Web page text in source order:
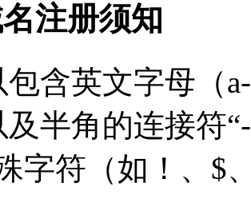
注册须知
包含英文字母（
及半角的连接符
字符（如！、$